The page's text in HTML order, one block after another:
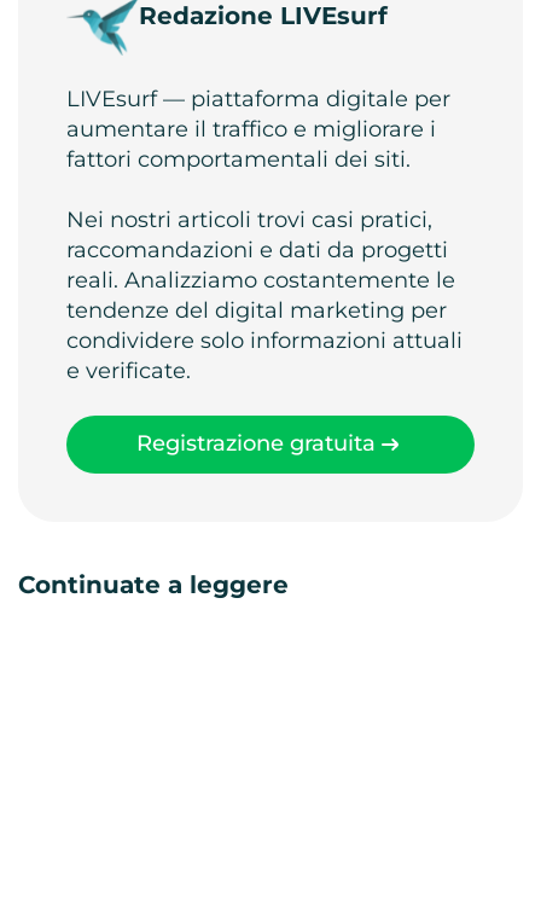
Redazione LIVEsurf
LIVEsurf — piattaforma digitale per
aumentare il traffico e migliorare i
fattori comportamentali dei siti.
Nei nostri articoli trovi casi pratici,
raccomandazioni e dati da progetti
reali. Analizziamo costantemente le
tendenze del digital marketing per
condividere solo informazioni attuali
e verificate.
Registrazione gratuita
Continuate a leggere